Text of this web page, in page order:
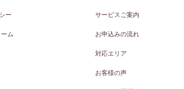
ー
ム
サービスご案内
お申込みの流れ
対応エリア
お客様の声